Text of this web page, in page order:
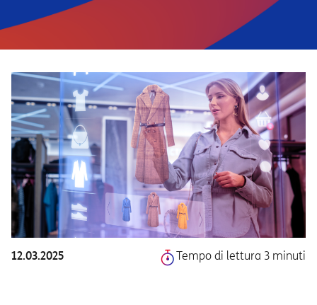
12.03.2025 Tempo di lettura 3 minuti